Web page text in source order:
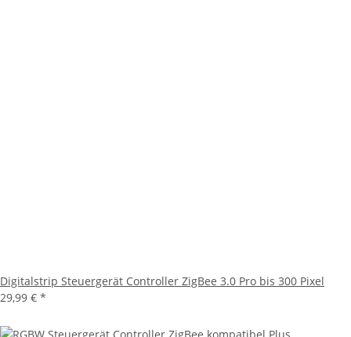
Digitalstrip Steuergerät Controller ZigBee 3.0 Pro bis 300 Pixel
29,99 € *